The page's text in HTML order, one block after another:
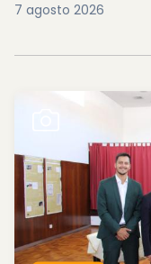
7 agosto 2026